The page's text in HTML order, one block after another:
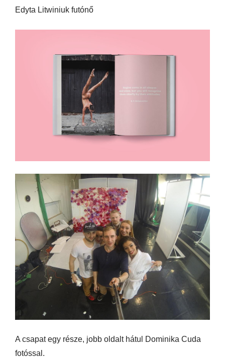
Edyta Litwiniuk futónő
A csapat egy része, jobb oldalt hátul Dominika Cuda
fotóssal.